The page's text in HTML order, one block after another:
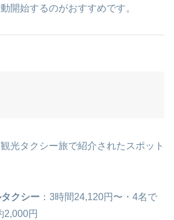
開始するのがおすすめです。
光タクシー旅で紹介されたスポット
クシー ：3時間24,120円〜・4名で
2,000円